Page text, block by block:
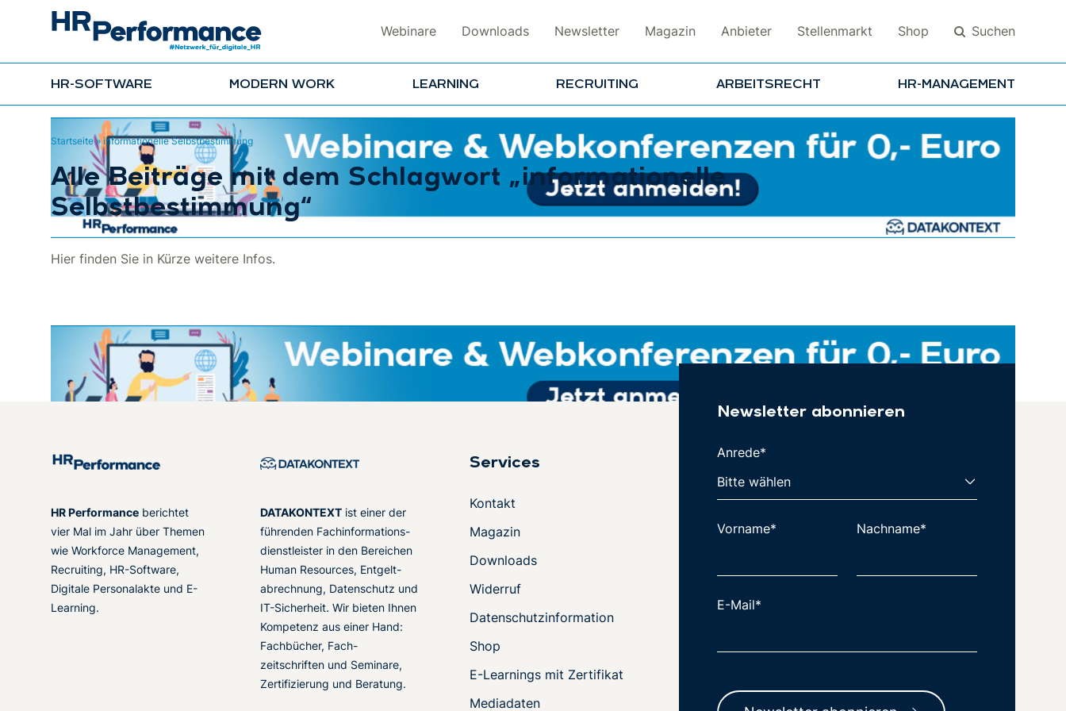
Webinare Downloads Newsletter Magazin Anbieter Stellenmarkt Shop Suchen
HR-SOFTWARE MODERN WORK LEARNING RECRUITING ARBEITSRECHT HR-MANAGEMENT
Suchen
Startseite»informationelle Selbstbestimmung
Alle Beiträge mit dem Schlagwort „informationelle
Selbstbestimmung“
Hier finden Sie in Kürze weitere Infos.
HR Performance berichtet
vier Mal im Jahr über Themen
wie Workforce Management,
Recruiting, HR-Software,
Digitale Personalakte und E-
Learning.
DATAKONTEXT ist einer der
führenden Fachinformations-
dienstleister in den Bereichen
Human Resources, Entgelt-
abrechnung, Datenschutz und
IT-Sicherheit. Wir bieten Ihnen
Kompetenz aus einer Hand:
Fachbücher, Fach-
zeitschriften und Seminare,
Zertifizierung und Beratung.
Services
Kontakt
Magazin
Downloads
Widerruf
Datenschutzinformation
Shop
E-Learnings mit Zertifikat
Mediadaten
Newsletter abonnieren
Anrede*
Vorname* Nachname*
E-Mail*